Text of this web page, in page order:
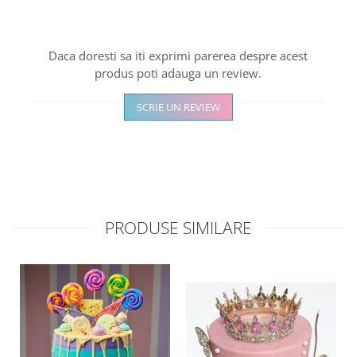
Daca doresti sa iti exprimi parerea despre acest
produs poti adauga un review.
SCRIE UN REVIEW
PRODUSE SIMILARE